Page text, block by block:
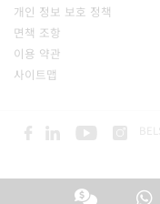
개인 정보 보호 정책
면책 조항
이용 약관
사이트맵